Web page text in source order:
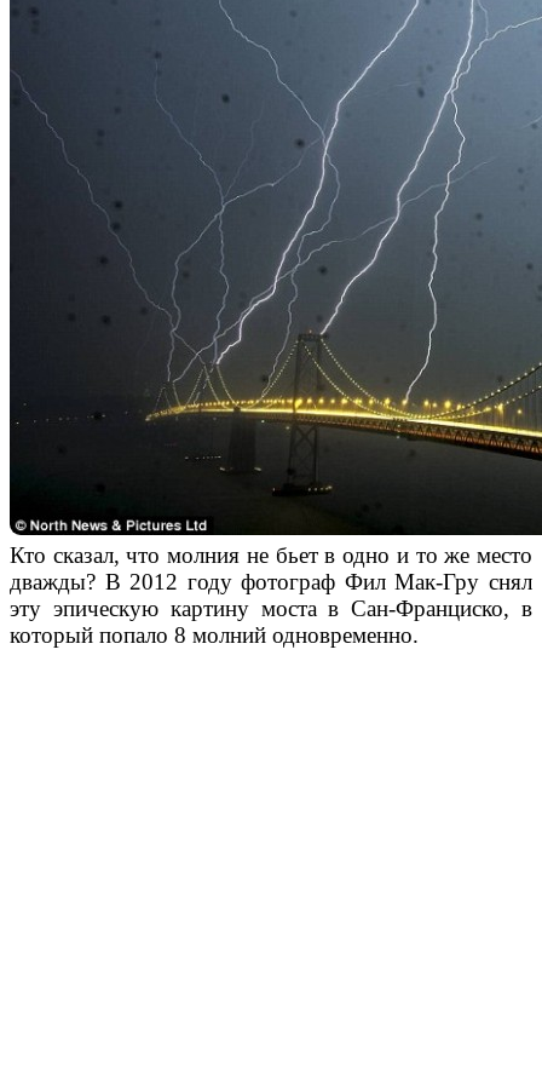
Кто сказал, что молния не бьет в одно и то же место
дважды? В 2012 году фотограф Фил Мак-Гру снял
эту эпическую картину моста в Сан-Франциско, в
который попало 8 молний одновременно.